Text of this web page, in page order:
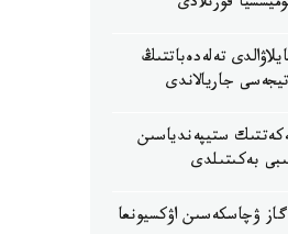
تەلەدەباتتىڭ
جاريالاندى
ستيپەندياسىن
بەكىتىلدى
مۇناي-گاز ۋچاسكەسىن اۋكسيونعا